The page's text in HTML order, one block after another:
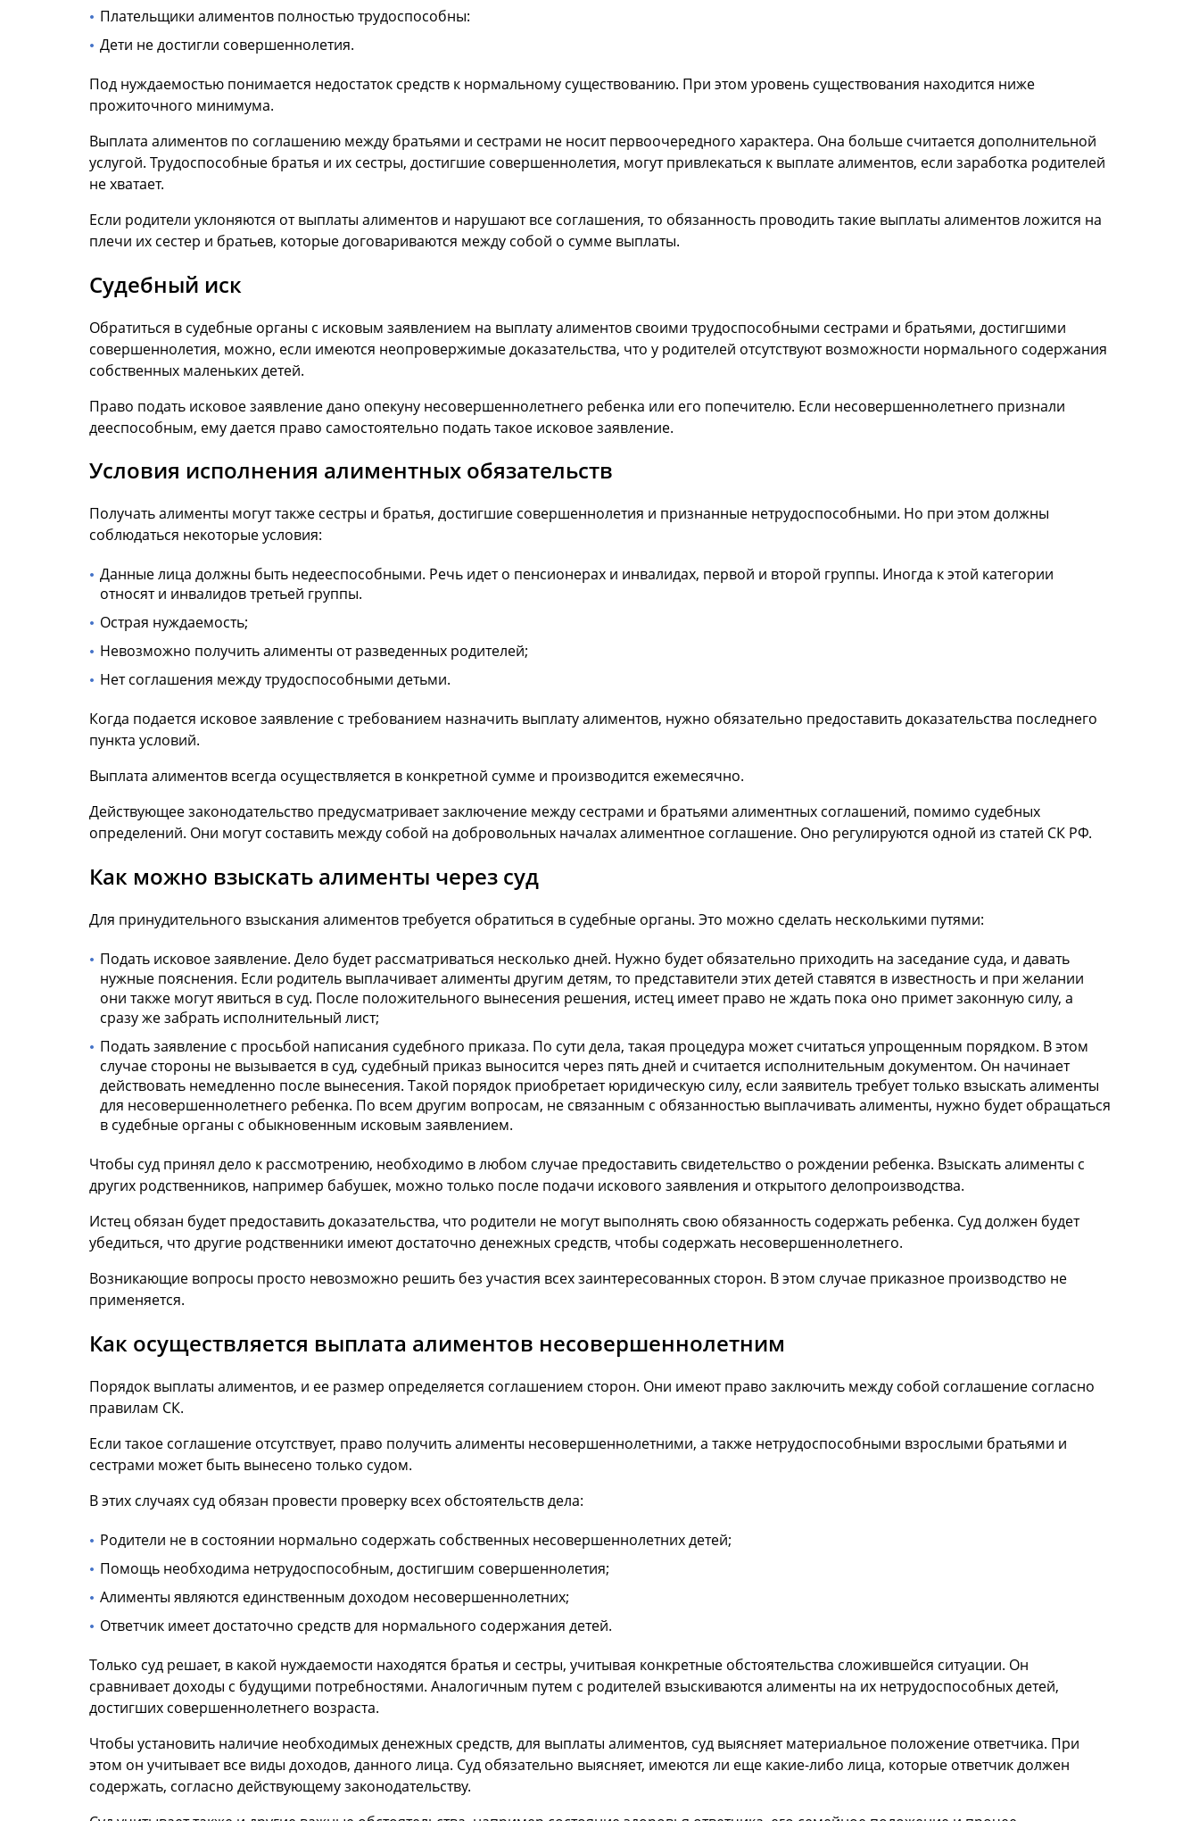
Плательщики алиментов полностью трудоспособны:
Дети не достигли совершеннолетия.
Под нуждаемостью понимается недостаток средств к нормальному существованию. При этом уровень существования находится ниже
прожиточного минимума.
Выплата алиментов по соглашению между братьями и сестрами не носит первоочередного характера. Она больше считается дополнительной
услугой. Трудоспособные братья и их сестры, достигшие совершеннолетия, могут привлекаться к выплате алиментов, если заработка родителей
не хватает.
Если родители уклоняются от выплаты алиментов и нарушают все соглашения, то обязанность проводить такие выплаты алиментов ложится на
плечи их сестер и братьев, которые договариваются между собой о сумме выплаты.
Судебный иск
Обратиться в судебные органы с исковым заявлением на выплату алиментов своими трудоспособными сестрами и братьями, достигшими
совершеннолетия, можно, если имеются неопровержимые доказательства, что у родителей отсутствуют возможности нормального содержания
собственных маленьких детей.
Право подать исковое заявление дано опекуну несовершеннолетнего ребенка или его попечителю. Если несовершеннолетнего признали
дееспособным, ему дается право самостоятельно подать такое исковое заявление.
Условия исполнения алиментных обязательств
Получать алименты могут также сестры и братья, достигшие совершеннолетия и признанные нетрудоспособными. Но при этом должны
соблюдаться некоторые условия:
Данные лица должны быть недееспособными. Речь идет о пенсионерах и инвалидах, первой и второй группы. Иногда к этой категории
относят и инвалидов третьей группы.
Острая нуждаемость;
Невозможно получить алименты от разведенных родителей;
Нет соглашения между трудоспособными детьми.
Когда подается исковое заявление с требованием назначить выплату алиментов, нужно обязательно предоставить доказательства последнего
пункта условий.
Выплата алиментов всегда осуществляется в конкретной сумме и производится ежемесячно.
Действующее законодательство предусматривает заключение между сестрами и братьями алиментных соглашений, помимо судебных
определений. Они могут составить между собой на добровольных началах алиментное соглашение. Оно регулируются одной из статей СК РФ.
Как можно взыскать алименты через суд
Для принудительного взыскания алиментов требуется обратиться в судебные органы. Это можно сделать несколькими путями:
Подать исковое заявление. Дело будет рассматриваться несколько дней. Нужно будет обязательно приходить на заседание суда, и давать
нужные пояснения. Если родитель выплачивает алименты другим детям, то представители этих детей ставятся в известность и при желании
они также могут явиться в суд. После положительного вынесения решения, истец имеет право не ждать пока оно примет законную силу, а
сразу же забрать исполнительный лист;
Подать заявление с просьбой написания судебного приказа. По сути дела, такая процедура может считаться упрощенным порядком. В этом
случае стороны не вызывается в суд, судебный приказ выносится через пять дней и считается исполнительным документом. Он начинает
действовать немедленно после вынесения. Такой порядок приобретает юридическую силу, если заявитель требует только взыскать алименты
для несовершеннолетнего ребенка. По всем другим вопросам, не связанным с обязанностью выплачивать алименты, нужно будет обращаться
в судебные органы с обыкновенным исковым заявлением.
Чтобы суд принял дело к рассмотрению, необходимо в любом случае предоставить свидетельство о рождении ребенка. Взыскать алименты с
других родственников, например бабушек, можно только после подачи искового заявления и открытого делопроизводства.
Истец обязан будет предоставить доказательства, что родители не могут выполнять свою обязанность содержать ребенка. Суд должен будет
убедиться, что другие родственники имеют достаточно денежных средств, чтобы содержать несовершеннолетнего.
Возникающие вопросы просто невозможно решить без участия всех заинтересованных сторон. В этом случае приказное производство не
применяется.
Как осуществляется выплата алиментов несовершеннолетним
Порядок выплаты алиментов, и ее размер определяется соглашением сторон. Они имеют право заключить между собой соглашение согласно
правилам СК.
Если такое соглашение отсутствует, право получить алименты несовершеннолетними, а также нетрудоспособными взрослыми братьями и
сестрами может быть вынесено только судом.
В этих случаях суд обязан провести проверку всех обстоятельств дела:
Родители не в состоянии нормально содержать собственных несовершеннолетних детей;
Помощь необходима нетрудоспособным, достигшим совершеннолетия;
Алименты являются единственным доходом несовершеннолетних;
Ответчик имеет достаточно средств для нормального содержания детей.
Только суд решает, в какой нуждаемости находятся братья и сестры, учитывая конкретные обстоятельства сложившейся ситуации. Он
сравнивает доходы с будущими потребностями. Аналогичным путем с родителей взыскиваются алименты на их нетрудоспособных детей,
достигших совершеннолетнего возраста.
Чтобы установить наличие необходимых денежных средств, для выплаты алиментов, суд выясняет материальное положение ответчика. При
этом он учитывает все виды доходов, данного лица. Суд обязательно выясняет, имеются ли еще какие-либо лица, которые ответчик должен
содержать, согласно действующему законодательству.